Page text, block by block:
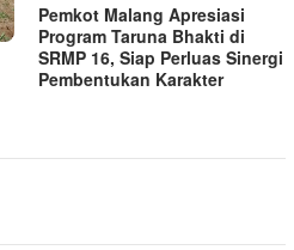
Pemkot Malang Apresiasi
Program Taruna Bhakti di
SRMP 16, Siap Perluas Sinergi
Pembentukan Karakter